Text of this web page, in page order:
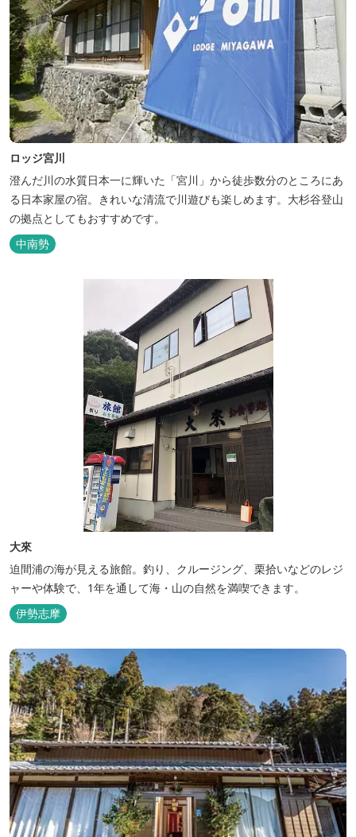
ロッジ宮川
澄んだ川の水質日本一に輝いた「宮川」から徒歩数分のところにあ
る日本家屋の宿。きれいな清流で川遊びも楽しめます。大杉谷登山
の拠点としてもおすすめです。
中南勢
大來
迫間浦の海が見える旅館。釣り、クルージング、栗拾いなどのレジ
ャーや体験で、1年を通して海・山の自然を満喫できます。
伊勢志摩